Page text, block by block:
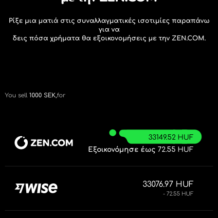
Ρίξε μια ματιά στις συναλλαγματικές ισοτιμίες παραπάνω
για να
δεις πόσα χρήματα θα εξοικονομήσεις με την ZEN.COM.
You sell 1000 SEK,for
33149.52 HUF
Εξοικονόμησε έως 72.55 HUF
33076.97 HUF
- 72.55 HUF